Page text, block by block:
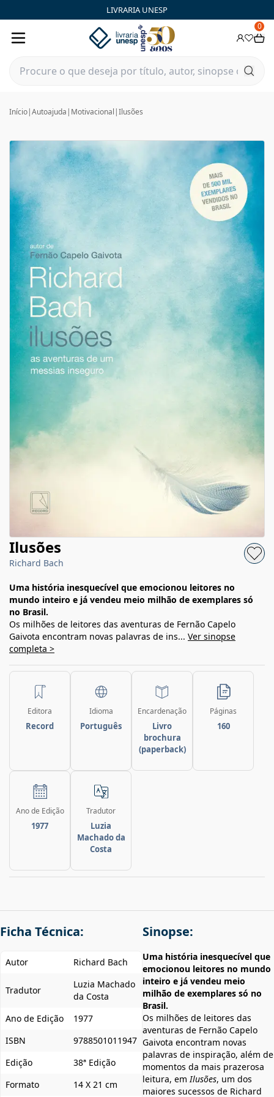
LIVRARIA UNESP
0
Início|Autoajuda | Motivacional |Ilusões
Ilusões
Richard Bach
Uma história inesquecível que emocionou leitores no
mundo inteiro e já vendeu meio milhão de exemplares só
no Brasil.
Os milhões de leitores das aventuras de Fernão Capelo
Gaivota encontram novas palavras de ins... Ver sinopse
completa >
Editora
Record
Idioma
Português
Encardenação
Livro
brochura
(paperback)
Páginas
160
Ano de Edição
1977
Tradutor
Luzia
Machado da
Costa
Ficha Técnica:
Autor Richard Bach
Tradutor
Luzia Machado
da Costa
Ano de Edição
1977
ISBN
9788501011947
Edição
38ª Edição
Formato
14 X 21 cm
Sinopse:
Uma história inesquecível que
emocionou leitores no mundo
inteiro e já vendeu meio
milhão de exemplares só no
Brasil.
Os milhões de leitores das
aventuras de Fernão Capelo
Gaivota encontram novas
palavras de inspiração, além de
momentos da mais prazerosa
leitura, emIlusões, um dos
maiores sucessos de Richard